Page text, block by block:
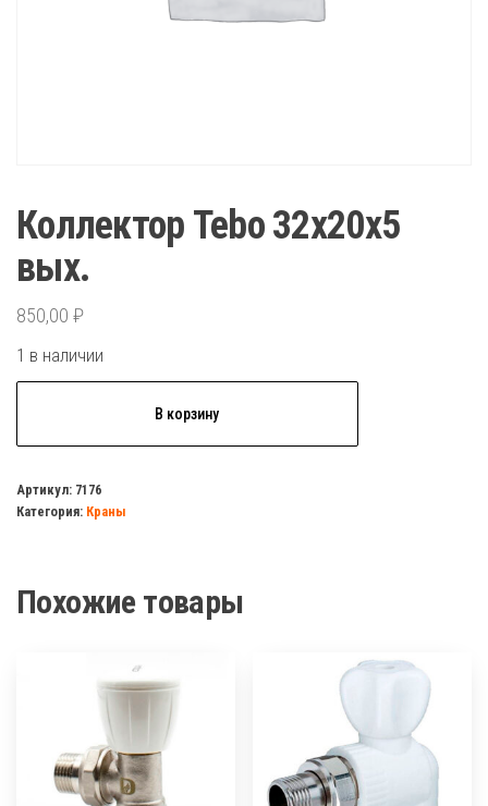
Коллектор Tebo 32x20x5
вых.
850,00 ₽
1 в наличии
Tebo
32x20x5
В корзину
Артикул: 7176
Категория: Краны
Похожие товары